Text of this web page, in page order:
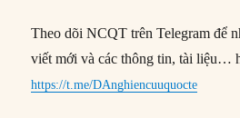
Theo dõi NCQT trên Telegram để
viết mới và các thông tin, tài liệu…
https://t.me/DAnghiencuuquocte